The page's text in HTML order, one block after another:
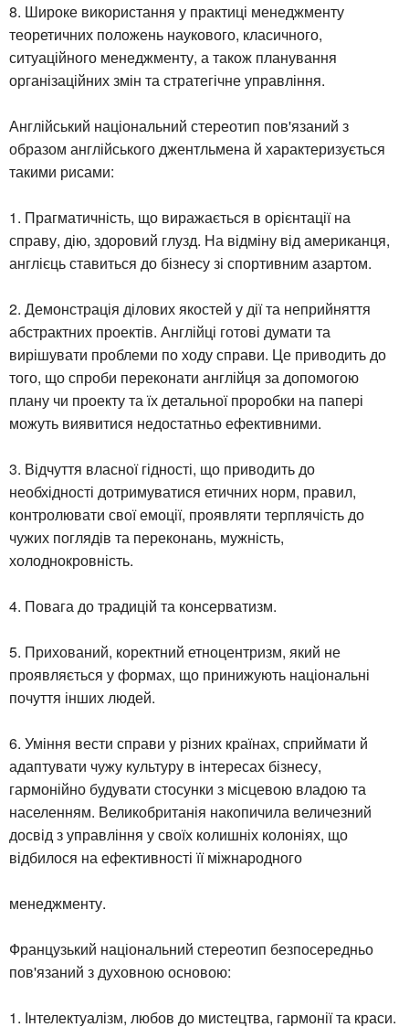
8. Широке використання у практиці менеджменту
теоретичних положень наукового, класичного,
ситуаційного менеджменту, а також планування
організаційних змін та стратегічне управління.
Англійський національний стереотип пов'язаний з
образом англійського джентльмена й характеризується
такими рисами:
1. Прагматичність, що виражається в орієнтації на
справу, дію, здоровий глузд. На відміну від американця,
англієць ставиться до бізнесу зі спортивним азартом.
2. Демонстрація ділових якостей у дії та неприйняття
абстрактних проектів. Англійці готові думати та
вирішувати проблеми по ходу справи. Це приводить до
того, що спроби переконати англійця за допомогою
плану чи проекту та їх детальної проробки на папері
можуть виявитися недостатньо ефективними.
3. Відчуття власної гідності, що приводить до
необхідності дотримуватися етичних норм, правил,
контролювати свої емоції, проявляти терплячість до
чужих поглядів та переконань, мужність,
холоднокровність.
4. Повага до традицій та консерватизм.
5. Прихований, коректний етноцентризм, який не
проявляється у формах, що принижують національні
почуття інших людей.
6. Уміння вести справи у різних країнах, сприймати й
адаптувати чужу культуру в інтересах бізнесу,
гармонійно будувати стосунки з місцевою владою та
населенням. Великобританія накопичила величезний
досвід з управління у своїх колишніх колоніях, що
відбилося на ефективності її міжнародного
менеджменту.
Французький національний стереотип безпосередньо
пов'язаний з духовною основою:
1. Інтелектуалізм, любов до мистецтва, гармонії та краси.